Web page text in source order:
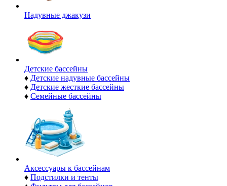
Надувные джакузи
Детские бассейны
♦ Детские надувные бассейны
♦ Детские жесткие бассейны
♦ Семейные бассейны
Аксессуары к бассейнам
♦ Подстилки и тенты